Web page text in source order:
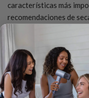
características más
recomendaciones de
Seguir leyendo